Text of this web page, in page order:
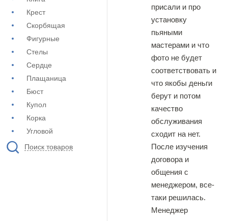
Крест
Скорбящая
Фигурные
Стелы
Сердце
Плащаница
Бюст
Купол
Корка
Угловой
Поиск товаров
присали и про
установку
пьяными
мастерами и что
фото не будет
соответствовать и
что якобы деньги
берут и потом
качество
обслуживания
сходит на нет.
После изучения
договора и
общения с
менеджером, все-
таки решилась.
Менеджер